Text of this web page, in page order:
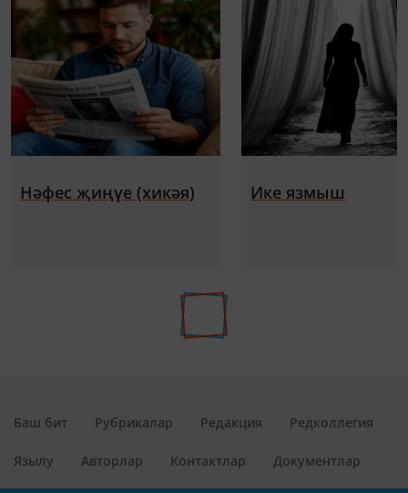
Нәфес җиңүе (хикәя) Ике язмыш
Баш бит Рубрикалар Редакция Редколлегия
Язылу Авторлар Контактлар Документлар